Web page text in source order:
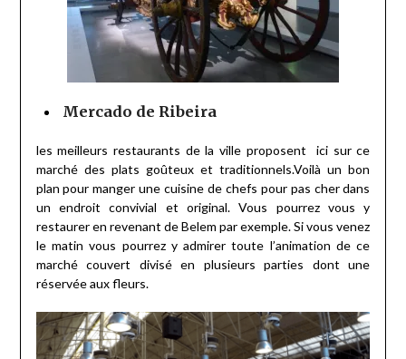
Mercado de Ribeira
les meilleurs restaurants de la ville proposent ici sur ce
marché des plats goûteux et traditionnels.Voilà un bon
plan pour manger une cuisine de chefs pour pas cher dans
un endroit convivial et original. Vous pourrez vous y
restaurer en revenant de Belem par exemple. Si vous venez
le matin vous pourrez y admirer toute l’animation de ce
marché couvert divisé en plusieurs parties dont une
réservée aux fleurs.